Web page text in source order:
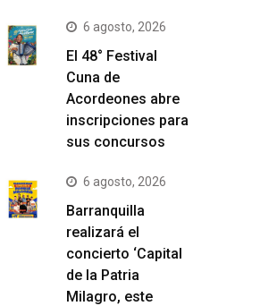
6 agosto, 2026
El 48° Festival
Cuna de
Acordeones abre
inscripciones para
sus concursos
6 agosto, 2026
Barranquilla
realizará el
concierto ‘Capital
de la Patria
Milagro, este